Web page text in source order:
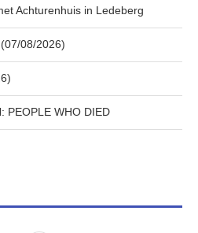
Achturenhuis in Ledeberg
08/2026)
PEOPLE WHO DIED